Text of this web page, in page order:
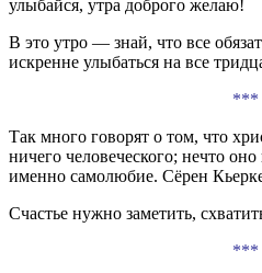
улыбайся, утра доброго желаю!
В это утро — знай, что все
искренне улыбаться на все
***
Так много говорят о том, что
ничего человеческого; нечто оно
именно самолюбие. Сёрен
Счастье нужно заметить,
***